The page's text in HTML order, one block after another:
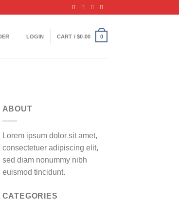
LOGIN CART /$0.00 0
ABOUT
Lorem ipsum dolor sit amet,
consectetuer adipiscing elit,
sed diam nonummy nibh
euismod tincidunt.
CATEGORIES